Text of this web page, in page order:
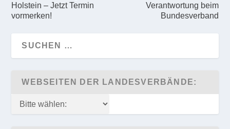
Holstein – Jetzt Termin
vormerken!
Verantwortung beim
Bundesverband
WEBSEITEN DER LANDESVERBÄNDE: